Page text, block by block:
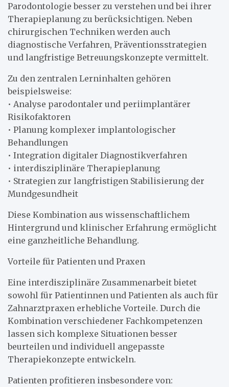
Parodontologie besser zu verstehen und bei ihrer
Therapieplanung zu berücksichtigen. Neben
chirurgischen Techniken werden auch
diagnostische Verfahren, Präventionsstrategien
und langfristige Betreuungskonzepte vermittelt.
Zu den zentralen Lerninhalten gehören
beispielsweise:
• Analyse parodontaler und periimplantärer
Risikofaktoren
• Planung komplexer implantologischer
Behandlungen
• Integration digitaler Diagnostikverfahren
• interdisziplinäre Therapieplanung
• Strategien zur langfristigen Stabilisierung der
Mundgesundheit
Diese Kombination aus wissenschaftlichem
Hintergrund und klinischer Erfahrung ermöglicht
eine ganzheitliche Behandlung.
Vorteile für Patienten und Praxen
Eine interdisziplinäre Zusammenarbeit bietet
sowohl für Patientinnen und Patienten als auch für
Zahnarztpraxen erhebliche Vorteile. Durch die
Kombination verschiedener Fachkompetenzen
lassen sich komplexe Situationen besser
beurteilen und individuell angepasste
Therapiekonzepte entwickeln.
Patienten profitieren insbesondere von: